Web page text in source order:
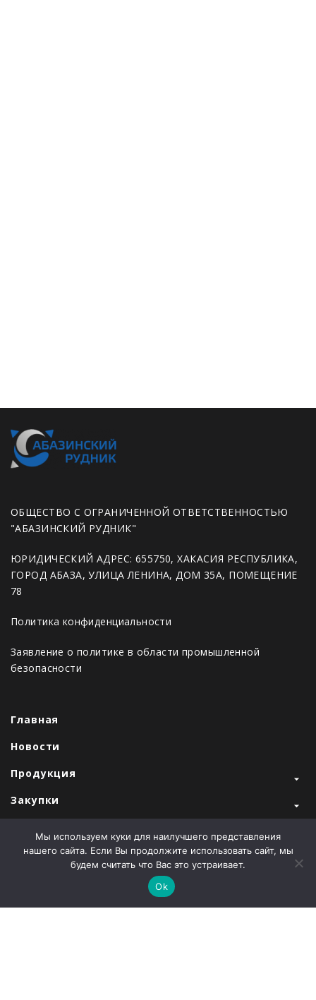
ОБЩЕСТВО С ОГРАНИЧЕННОЙ ОТВЕТСТВЕННОСТЬЮ
"АБАЗИНСКИЙ РУДНИК"
ЮРИДИЧЕСКИЙ АДРЕС: 655750, ХАКАСИЯ РЕСПУБЛИКА,
ГОРОД АБАЗА, УЛИЦА ЛЕНИНА, ДОМ 35А, ПОМЕЩЕНИЕ
78
Политика конфиденциальности
Заявление о политике в области промышленной
безопасности
Главная
Новости
Продукция
Закупки
О компании
Мы используем куки для наилучшего представления
нашего сайта. Если Вы продолжите использовать сайт, мы
будем считать что Вас это устраивает.
Ok